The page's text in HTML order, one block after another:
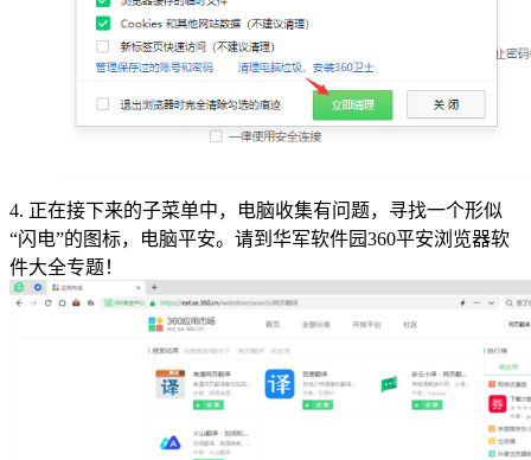
4. 正在接下来的子菜单中，电脑收集有问题，寻找一个形似
“闪电”的图标，电脑平安。请到华军软件园360平安浏览器软
件大全专题！